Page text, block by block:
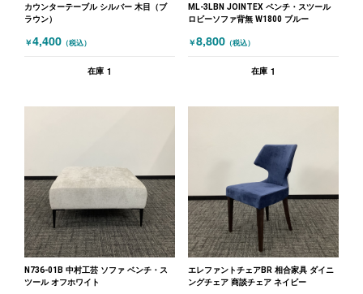
カウンターテーブル シルバー 木目（ブ
ラウン）
￥4,400 （税込）
在庫 1
ML-3LBN JOINTEX ベンチ・スツール
ロビーソファ背無 W1800 ブルー
￥8,800 （税込）
在庫 1
N736-01B 中村工芸 ソファ ベンチ・ス
ツール オフホワイト
エレファントチェアBR 相合家具 ダイニ
ングチェア 商談チェア ネイビー